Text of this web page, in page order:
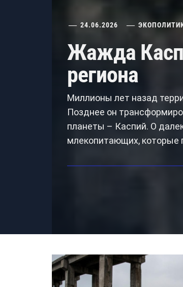
24.06.2026
Жажда
региона
Миллионы лет назад
Позднее он
планеты – Каспий. О
млекопитающих, которые